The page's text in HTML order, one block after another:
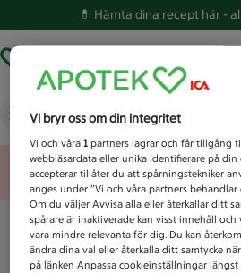
💊 Hämta dina recept här -
Vad letar du efter idag?
Unknown
Vi bryr oss om din integritet
Vi och våra1 partners lagrar och får tillgång
webbläsardata eller unika identifierare på din
accepterar tillåter du att spårningstekniker
anges under ”Vi och våra partners
Om du väljer Avvisa alla eller återkallar ditt
spårare är inaktiverade kan visst innehåll och
vara mindre relevanta för dig. Du kan
ändra dina val eller återkalla ditt samtycke
på länken Anpassa cookieinställningar